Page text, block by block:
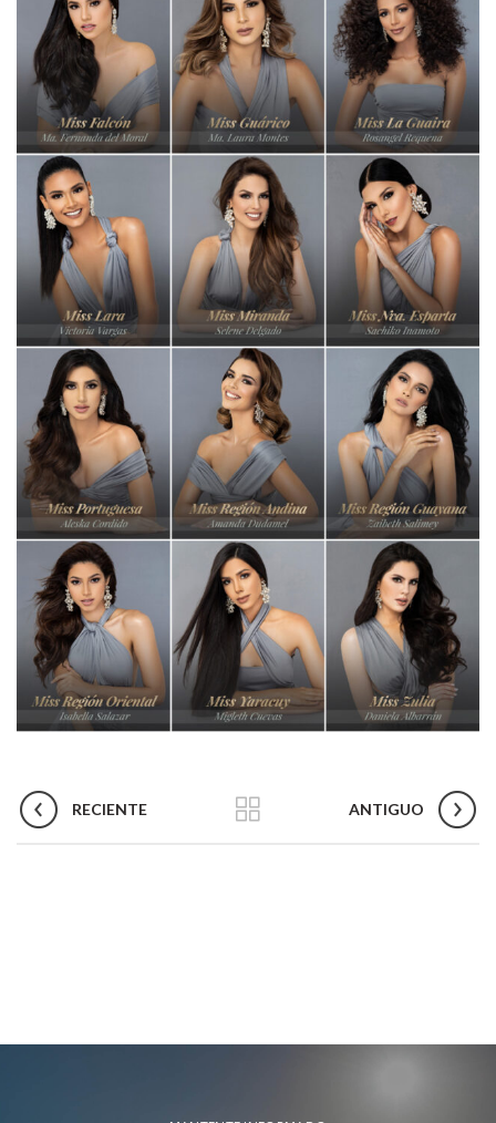
RECIENTE ANTIGUO